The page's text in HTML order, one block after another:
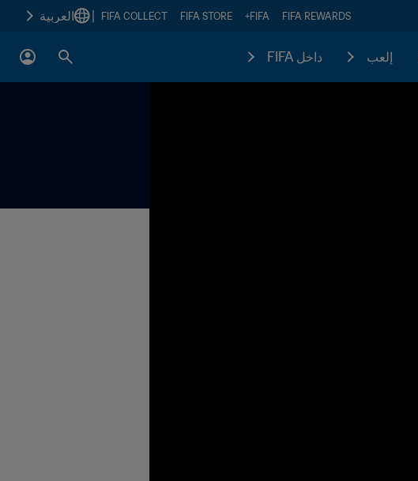
FIFA REWARDS
FIFA+
FIFA STORE
FIFA COLLECT العربية
إلعب داخل FIFA